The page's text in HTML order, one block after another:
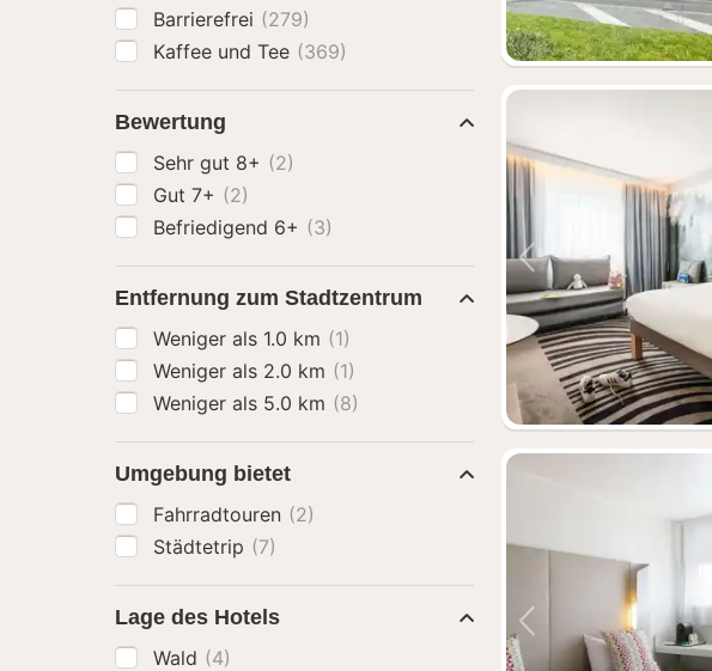
Vorheriges Bild
Vorheriges Bild
Barrierefrei (279)
Kaffee und Tee (369)
Bewertung
Sehr gut 8+ (2)
Gut 7+ (2)
Befriedigend 6+ (3)
Entfernung zum Stadtzentrum
Weniger als 1.0 km (1)
Weniger als 2.0 km (1)
Weniger als 5.0 km (8)
Umgebung bietet
Fahrradtouren (2)
Städtetrip (7)
Lage des Hotels
Wald (4)